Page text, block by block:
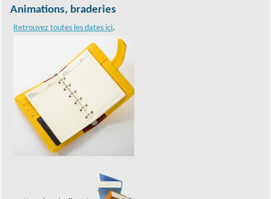
Animations, braderies
Retrouvez toutes les dates ici.